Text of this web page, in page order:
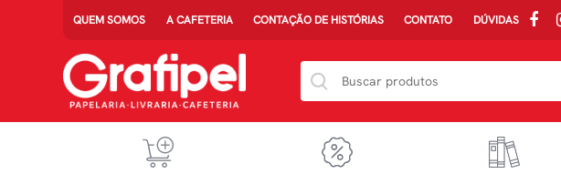
QUEM SOMOS A CAFETERIA CONTAÇÃO DE HISTÓRIAS CONTATO DÚVIDAS